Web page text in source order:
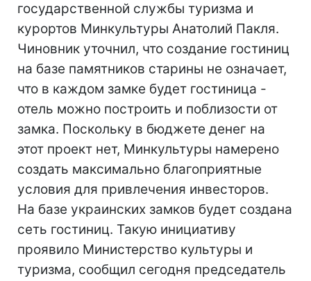
государственной службы туризма и
курортов Минкультуры Анатолий Пакля.
Чиновник уточнил, что создание гостиниц
на базе памятников старины не означает,
что в каждом замке будет гостиница -
отель можно построить и поблизости от
замка. Поскольку в бюджете денег на
этот проект нет, Минкультуры намерено
создать максимально благоприятные
условия для привлечения инвесторов.
На базе украинских замков будет создана
сеть гостиниц. Такую инициативу
проявило Министерство культуры и
туризма, сообщил сегодня председатель